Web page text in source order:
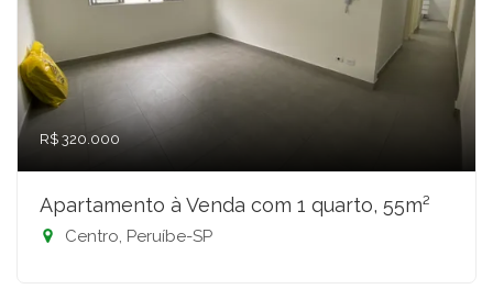
R$ 320.000
Apartamento à Venda com 1 quarto, 55m²
Centro, Peruíbe-SP